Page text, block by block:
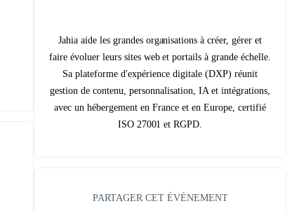
Jahia aide les grandes organisations à créer, gérer et
faire évoluer leurs sites web et portails à grande échelle.
Sa plateforme d'expérience digitale (DXP) réunit
gestion de contenu, personnalisation, IA et intégrations,
avec un hébergement en France et en Europe, certifié
ISO 27001 et RGPD.
PARTAGER CET ÉVÉNEMENT